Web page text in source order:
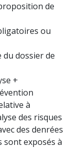
de
ou
du dossier de
+
à
des risques
des denrées
sont exposés à